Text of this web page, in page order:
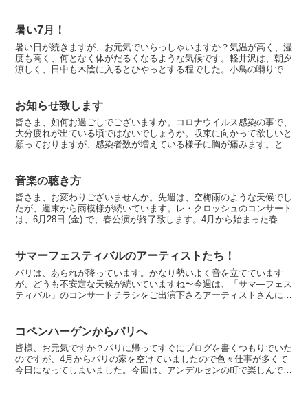
暑い7月！
暑い日が続きますが、お元気でいらっしゃいますか？気温が高く、湿
度も高く、何となく体がだるくなるような気候です。軽井沢は、朝夕
涼しく、日中も木陰に入るとひやっとする程でした。小鳥の囀りで目
お知らせ致します
皆さま、如何お過ごしでございますか。コロナウイルス感染の事で、
大分疲れが出ている頃ではないでしょうか。収束に向かって欲しいと
願っておりますが、感染者数が増えている様子に胸が痛みます。とに
音楽の聴き方
皆さま、お変わりございませんか。先週は、空梅雨のような天候でし
たが、週末から雨模様が続いています。レ・クロッシュのコンサート
は、6月28日 (金) で、春公演が終了致します。4月から始まった春の
サマーフェスティバルのアーティストたち！
パリは、あられが降っています。かなり勢いよく音を立てています
が、どうも不安定な天候が続いていますね〜今週は、「サマ―フェス
ティバル」のコンサートチラシをご出演下さるアーティストさんに発
コペンハーゲンからパリへ
皆様、お元気ですか？パリに帰ってすぐにブログを書くつもりでいた
のですが、4月からパリの家を空けていましたので色々仕事が多くて
今日になってしまいました。今回は、アンデルセンの町で楽しんでか